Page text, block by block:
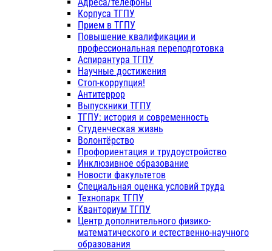
Адреса/телефоны
Корпуса ТГПУ
Прием в ТГПУ
Повышение квалификации и
профессиональная переподготовка
Аспирантура ТГПУ
Научные достижения
Стоп-коррупция!
Антитеррор
Выпускники ТГПУ
ТГПУ: история и современность
Студенческая жизнь
Волонтёрство
Профориентация и трудоустройство
Инклюзивное образование
Новости факультетов
Специальная оценка условий труда
Технопарк ТГПУ
Кванториум ТГПУ
Центр дополнительного физико-
математического и естественно-научного
образования